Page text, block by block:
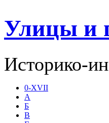
Улицы и
Историко-
0-XVII
А
Б
В